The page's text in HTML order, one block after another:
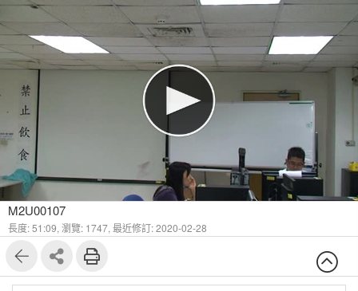
M2U00107
長度: 51:09, 瀏覽: 1747, 最近修訂: 2020-02-28